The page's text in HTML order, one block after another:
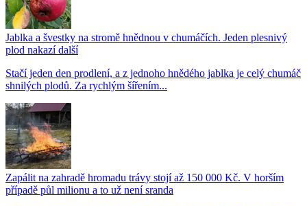
Jablka a švestky na stromě hnědnou v chumáčích. Jeden plesnivý
plod nakazí další
Stačí jeden den prodlení, a z jednoho hnědého jablka je celý chumáč
shnilých plodů. Za rychlým šířením...
Zapálit na zahradě hromadu trávy stojí až 150 000 Kč. V horším
případě půl milionu a to už není sranda